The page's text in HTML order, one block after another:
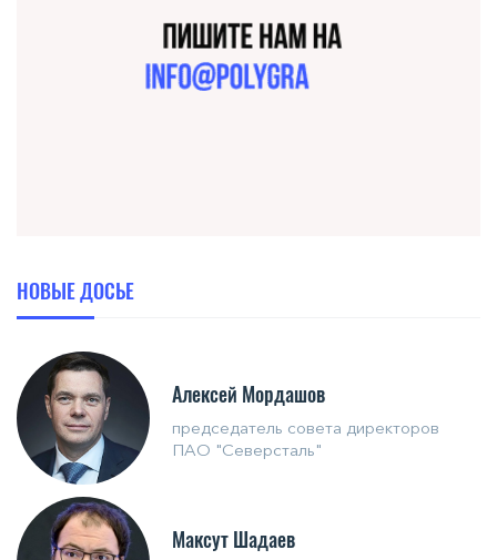
НОВЫЕ ДОСЬЕ
Алексей Мордашов
председатель совета директоров
ПАО "Северсталь"
Максут Шадаев